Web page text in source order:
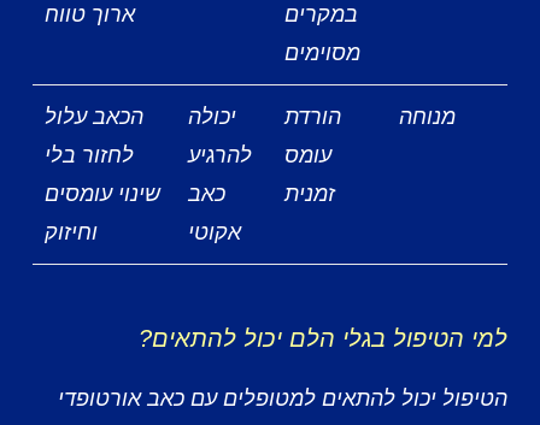
במקרים
מסוימים
ארוך טווח
מנוחה
הורדת
עומס
זמנית
יכולה
להרגיע
כאב
אקוטי
הכאב עלול
לחזור בלי
שינוי עומסים
וחיזוק
למי הטיפול בגלי הלם יכול להתאים?
הטיפול יכול להתאים למטופלים עם כאב אורטופדי